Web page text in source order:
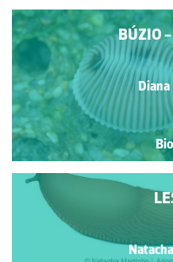
BÚZIO